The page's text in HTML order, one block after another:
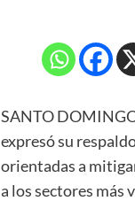
SANTO
expresó su
orientadas a
a los sectores más